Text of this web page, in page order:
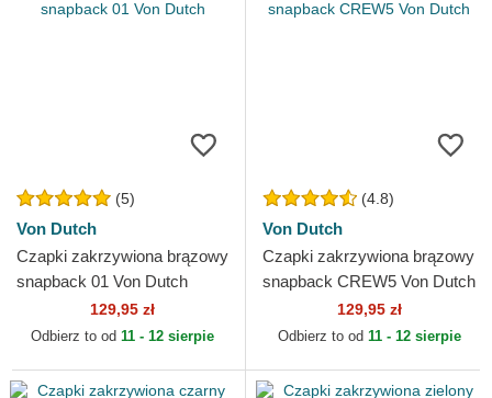
(5)
Von Dutch
Czapki zakrzywiona brązowy
snapback 01 Von Dutch
129,95 zł
Odbierz to od 11 - 12 sierpie
(4.8)
Von Dutch
Czapki zakrzywiona brązowy
snapback CREW5 Von Dutch
129,95 zł
Odbierz to od 11 - 12 sierpie